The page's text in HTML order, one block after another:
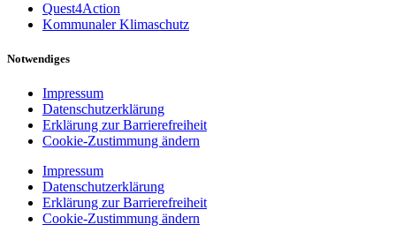
Quest4Action
Kommunaler Klimaschutz
Notwendiges
Impressum
Datenschutzerklärung
Erklärung zur Barrierefreiheit
Cookie-Zustimmung ändern
Impressum
Datenschutzerklärung
Erklärung zur Barrierefreiheit
Cookie-Zustimmung ändern